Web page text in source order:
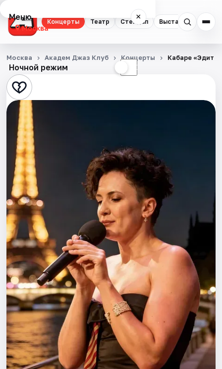
Концерты Театр Стендап Выставки
Меню ×
Москва
Концерты
Театр
Стендап
Выставки
Квесты
Экскурсии
Спорт
События
Города
Площадки
Артисты
Рейтинги
Ночной режим ☾
Москва Академ Джаз Клуб Концерты Кабаре «Эдит